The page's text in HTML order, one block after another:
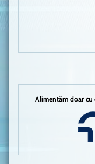
Alimentăm doar cu